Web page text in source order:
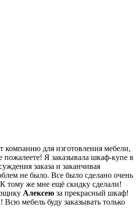
компанию для изготовления мебели,
Я заказывала шкаф-купе в
заказа и заканчивая
не было. Все было сделано очень
тому же мне ещё скидку сделали!
Алексею за прекрасный шкаф!
Всю мебель буду заказывать только